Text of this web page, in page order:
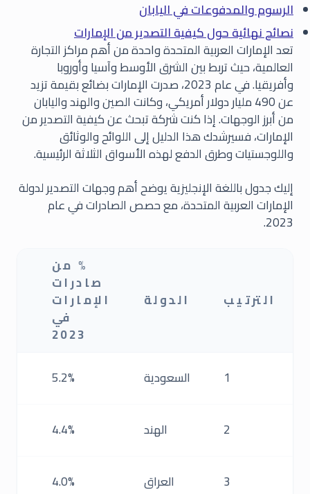
الرسوم والمدفوعات في اليابان
نصائح نهائية حول كيفية التصدير من الإمارات
تعد الإمارات العربية المتحدة واحدة من أهم مراكز التجارة
العالمية، حيث تربط بين الشرق الأوسط وآسيا وأوروبا
وأفريقيا. في عام 2023، صدرت الإمارات بضائع بقيمة تزيد
عن 490 مليار دولار أمريكي، وكانت الصين والهند واليابان
من أبرز الوجهات. إذا كنت شركة تبحث عن كيفية التصدير من
الإمارات، فسيرشدك هذا الدليل إلى اللوائح والوثائق
واللوجستيات وطرق الدفع لهذه الأسواق الثلاثة الرئيسية.
إليك جدول باللغة الإنجليزية يوضح أهم وجهات التصدير لدولة
الإمارات العربية المتحدة، مع حصص الصادرات في عام
2023.
الترتيب الدولة
% من
صادرات
الإمارات
في
2023
1 السعودية 5.2%
2
الهند 4.4%
3
العراق 4.0%